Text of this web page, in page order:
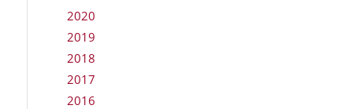
2020
2019
2018
2017
2016